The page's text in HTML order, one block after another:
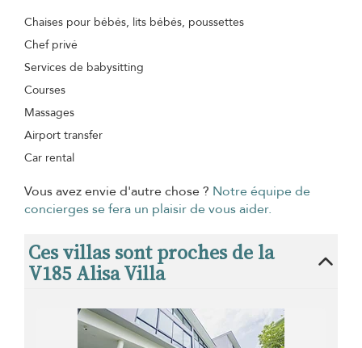
Chaises pour bébés, lits bébés, poussettes
Chef privé
Services de babysitting
Courses
Massages
Airport transfer
Car rental
Vous avez envie d'autre chose ? Notre équipe de
concierges se fera un plaisir de vous aider.
Ces villas sont proches de la
V185 Alisa Villa